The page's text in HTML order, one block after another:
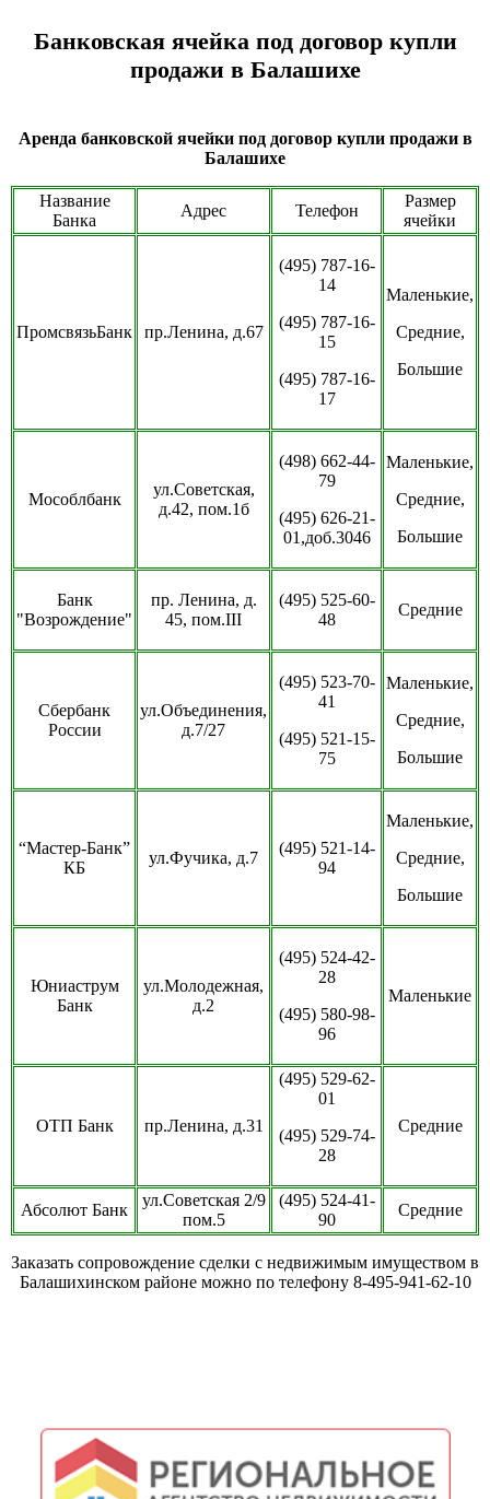
Банковская ячейка под договор купли
продажи в Балашихе
Аренда банковской ячейки под договор купли продажи в
Балашихе
Название
Банка
Адрес Телефон
Размер
ячейки
ПромсвязьБанк пр.Ленина, д.67
(495) 787-16-
14
(495) 787-16-
15
(495) 787-16-
17
Маленькие,
Средние,
Большие
Мособлбанк
ул.Советская,
д.42, пом.1б
(498) 662-44-
79
(495) 626-21-
01,доб.3046
Маленькие,
Средние,
Большие
Банк
"Возрождение"
пр. Ленина, д.
45, пом.III
(495) 525-60-
48
Средние
Сбербанк
России
ул.Объединения,
д.7/27
(495) 523-70-
41
(495) 521-15-
75
Маленькие,
Средние,
Большие
“Мастер-Банк”
КБ
ул.Фучика, д.7
(495) 521-14-
94
Маленькие,
Средние,
Большие
Юниаструм
Банк
ул.Молодежная,
д.2
(495) 524-42-
28
(495) 580-98-
96
Маленькие
ОТП Банк пр.Ленина, д.31
(495) 529-62-
01
(495) 529-74-
28
Средние
Абсолют Банк
ул.Советская 2/9
пом.5
(495) 524-41-
90
Средние
Заказать сопровождение сделки с недвижимым имуществом в
Балашихинском районе можно по телефону 8-495-941-62-10